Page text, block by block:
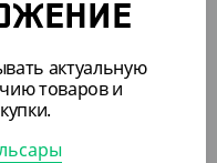
актуальную
товаров и